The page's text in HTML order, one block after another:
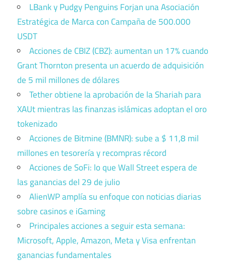
LBank y Pudgy Penguins Forjan una Asociación
Estratégica de Marca con Campaña de 500.000
USDT
Acciones de CBIZ (CBZ): aumentan un 17% cuando
Grant Thornton presenta un acuerdo de adquisición
de 5 mil millones de dólares
Tether obtiene la aprobación de la Shariah para
XAUt mientras las finanzas islámicas adoptan el oro
tokenizado
Acciones de Bitmine (BMNR): sube a $ 11,8 mil
millones en tesorería y recompras récord
Acciones de SoFi: lo que Wall Street espera de
las ganancias del 29 de julio
AlienWP amplía su enfoque con noticias diarias
sobre casinos e iGaming
Principales acciones a seguir esta semana:
Microsoft, Apple, Amazon, Meta y Visa enfrentan
ganancias fundamentales